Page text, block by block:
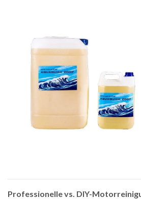
Professionelle vs. DIY-